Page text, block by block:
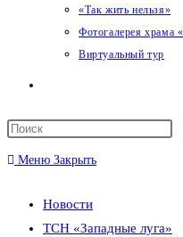
«Так жить нельзя»
Фотогалерея храма
Виртуальный тур
поиск
по
веб-
Меню Закрыть
Новости
ТСН «Западные луга»